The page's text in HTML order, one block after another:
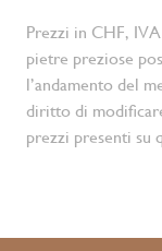
Prezzi in CHF,
pietre preziose
l’andamento del
diritto di
prezzi presenti su